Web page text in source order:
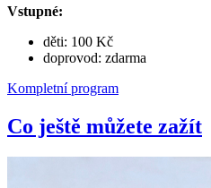
Vstupné:
děti: 100 Kč
doprovod: zdarma
Kompletní program
Co ještě můžete zažít